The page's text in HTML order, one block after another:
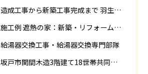
造成工事から新築工事完成まで 羽生市Ｓ様邸新築工事・
施工例 遮熱の家：新築・リフォーム ドローンにて空撮
給湯器交換工事・給湯器交換専門部隊
坂戸市関間木造3階建て18世帯共同住宅の完成迄紹介